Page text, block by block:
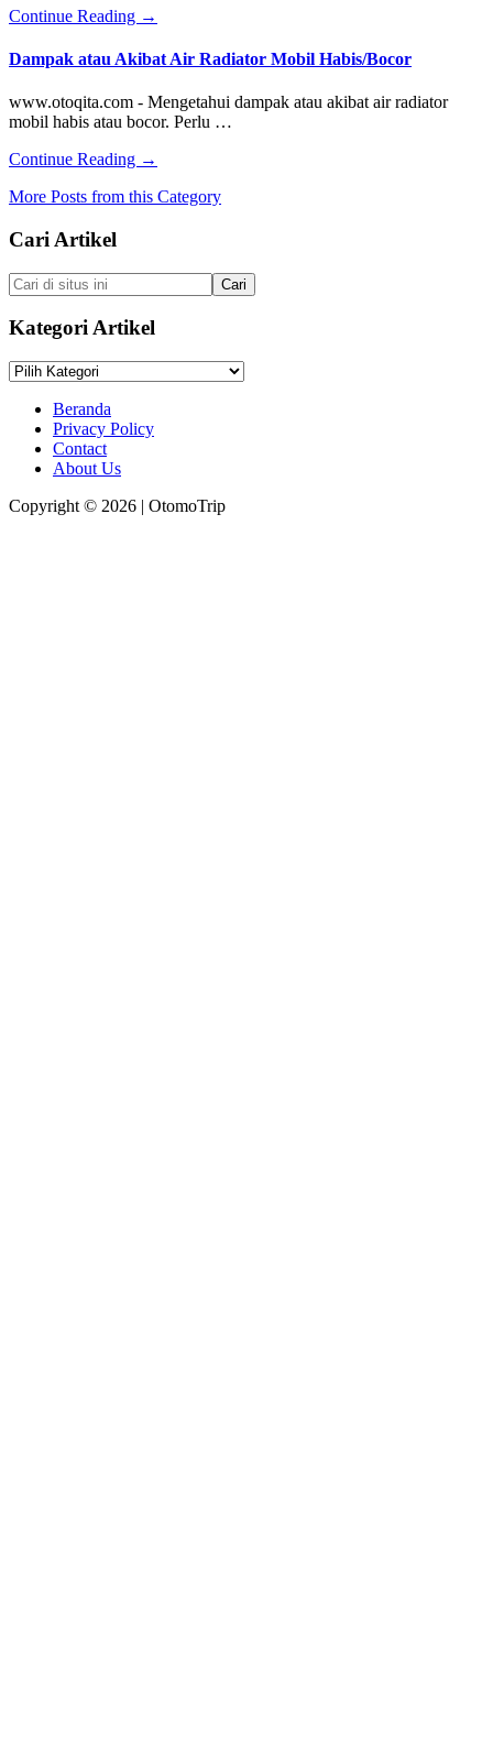
Jalan
Continue Reading about
Master
dan
Master
Kopling
→
Dampak atau Akibat Air Radiator Mobil Habis/Bocor
www.otoqita.com - Mengetahui dampak atau akibat air radiator
mobil habis atau bocor. Perlu …
Continue Reading about
atau
Mobil
Habis/Bocor
→
More Posts from this Category
Footer
Cari Artikel
Cari
di
situs
ini
Kategori Artikel
Kategori
Beranda
Privacy Policy
Contact
About Us
Copyright © 2026 | OtomoTrip